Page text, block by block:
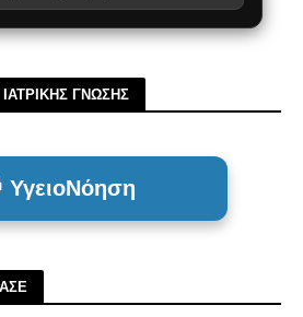
ΓΝΩΣΗΣ
ΥγειοΝόηση